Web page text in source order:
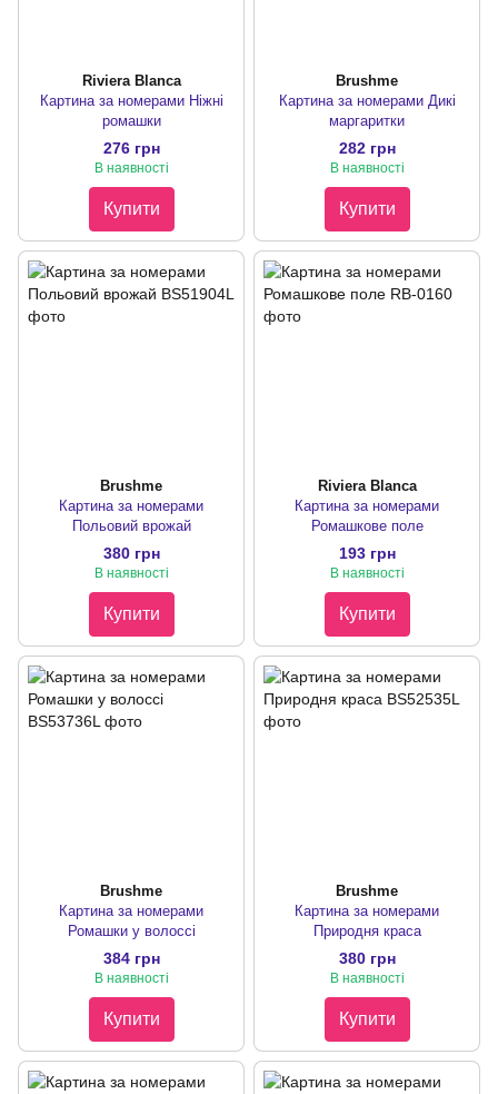
Riviera Blanca
Картина за номерами Ніжні
ромашки
276 грн
В наявності
Купити
Brushme
Картина за номерами Дикі
маргаритки
282 грн
В наявності
Купити
Brushme
Картина за номерами
Польовий врожай
380 грн
В наявності
Купити
Riviera Blanca
Картина за номерами
Ромашкове поле
193 грн
В наявності
Купити
Brushme
Картина за номерами
Ромашки у волоссі
384 грн
В наявності
Купити
Brushme
Картина за номерами
Природня краса
380 грн
В наявності
Купити